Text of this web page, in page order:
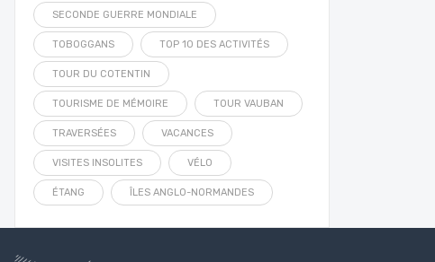
SECONDE GUERRE MONDIALE
TOBOGGANS TOP 10 DES ACTIVITÉS
TOUR DU COTENTIN
TOURISME DE MÉMOIRE TOUR VAUBAN
TRAVERSÉES VACANCES
VISITES INSOLITES VÉLO
ÉTANG ÎLES ANGLO-NORMANDES